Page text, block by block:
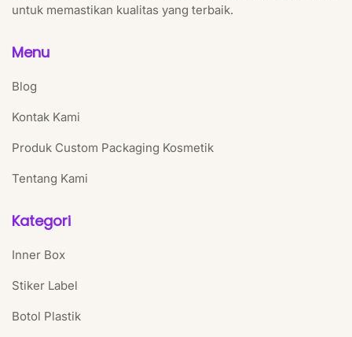
untuk memastikan kualitas yang terbaik.
Menu
Blog
Kontak Kami
Produk Custom Packaging Kosmetik
Tentang Kami
Kategori
Inner Box
Stiker Label
Botol Plastik